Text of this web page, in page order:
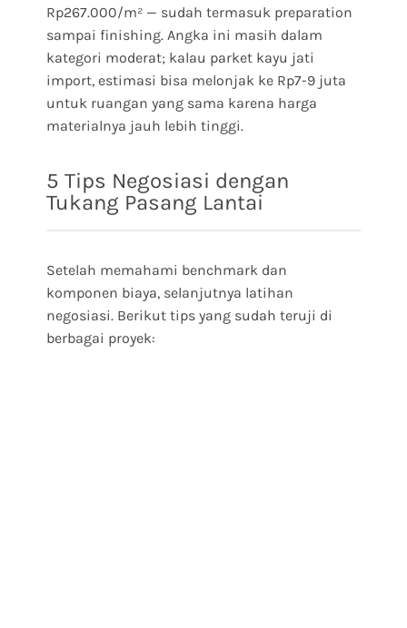
Rp267.000/m² — sudah termasuk preparation
sampai finishing. Angka ini masih dalam
kategori moderat; kalau parket kayu jati
import, estimasi bisa melonjak ke Rp7-9 juta
untuk ruangan yang sama karena harga
materialnya jauh lebih tinggi.
5 Tips Negosiasi dengan
Tukang Pasang Lantai
Setelah memahami benchmark dan
komponen biaya, selanjutnya latihan
negosiasi. Berikut tips yang sudah teruji di
berbagai proyek: